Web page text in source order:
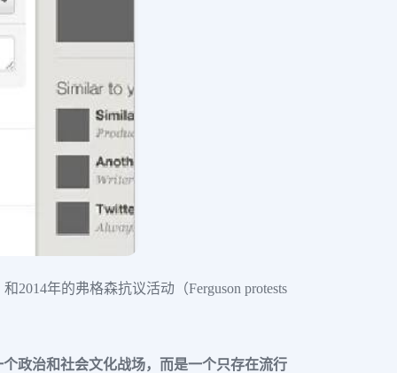
2014年的弗格森抗议活动（Ferguson protests
个政治和社会文化战场，而是一个只存在流行